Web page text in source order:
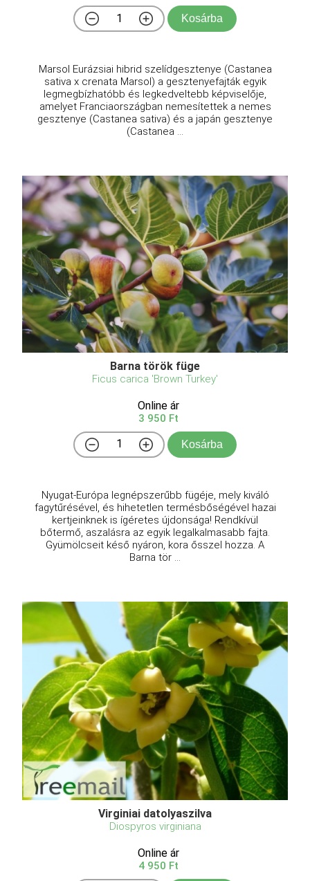
Kosárba
Marsol Eurázsiai hibrid szelídgesztenye (Castanea
sativa x crenata Marsol) a gesztenyefajták egyik
legmegbízhatóbb és legkedveltebb képviselője,
amelyet Franciaországban nemesítettek a nemes
gesztenye (Castanea sativa) és a japán gesztenye
(Castanea ...
Barna török füge
Ficus carica 'Brown Turkey'
Online ár
3 950 Ft
Kosárba
Nyugat-Európa legnépszerűbb fügéje, mely kiváló
fagytűrésével, és hihetetlen termésbőségével hazai
kertjeinknek is ígéretes újdonsága! Rendkívül
bőtermő, aszalásra az egyik legalkalmasabb fajta.
Gyümölcseit késő nyáron, kora ősszel hozza. A
Barna tör ...
Virginiai datolyaszilva
Diospyros virginiana
Online ár
4 950 Ft